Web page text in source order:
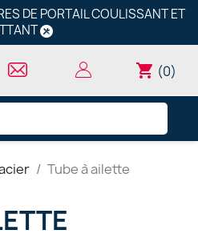
DE PORTAIL COULISSANT ET
shopping_cart (0)
Tube à ailette